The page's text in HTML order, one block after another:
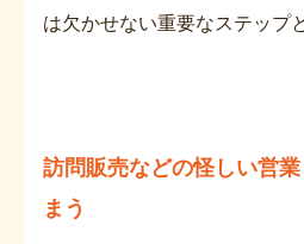
は欠かせない重要なステップ
訪問販売などの怪しい営
まう